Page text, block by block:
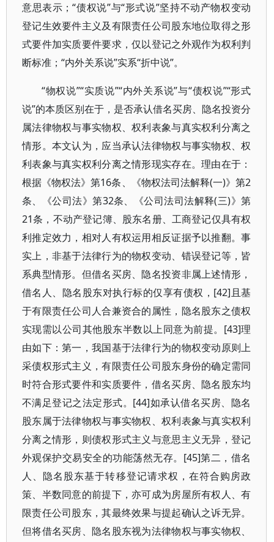
意思表示；“债权说”与“形式说”坚持不动产物权变动
登记生效要件主义及有限责任公司股东地位取得之形
式要件加实质要件要求，仅以登记之外观作为权利判
断标准；“内外关系说”实系“折中说”。
“物权说”“实质说”“内外关系说”与“债权说”“形式
说”的本质区别在于，是否承认借名买房、隐名投资分
属法律物权与事实物权、权利表象与真实权利分离之
情形。本文认为，应当承认法律物权与事实物权、权
利表象与真实权利分离之情形现实存在。理由在于：
根据《物权法》第16条、《物权法司法解释(一)》第2
条、《公司法》第32条、《公司法司法解释(三)》第
21条，不动产登记簿、股东名册、工商登记仅具有权
利推定效力，相对人有权运用相反证据予以推翻。事
实上，非基于法律行为的物权变动、错误登记等，皆
系典型情形。但借名买房、隐名投资非属上述情形，
借名人、隐名股东对执行标的仅享有债权，[42]且基
于有限责任公司人合兼资合的属性，隐名股东之债权
实现需以公司其他股东半数以上同意为前提。[43]理
由如下：第一，我国基于法律行为的物权变动原则上
采债权形式主义，有限责任公司股东身份的确定需同
时符合形式要件和实质要件，借名买房、隐名股东均
不满足登记之法定形式。[44]如承认借名买房、隐名
股东属于法律物权与事实物权、权利表象与真实权利
分离之情形，则债权形式主义与意思主义无异，登记
外观保护交易安全的功能荡然无存。[45]第二，借名
人、隐名股东基于转移登记请求权，在符合购房政
策、半数同意的前提下，亦可成为房屋所有权人、有
限责任公司股东，其最终效果与提起确认之诉无异。
但将借名买房、隐名股东视为法律物权与事实物权、